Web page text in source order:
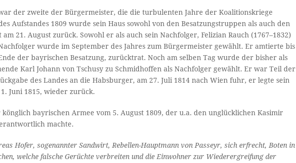
der zweite der Bürgermeister, die die turbulenten Jahre der Koalitionskriege
Aufstandes 1809 wurde sein Haus sowohl von den Besatzungstruppen als auch den
21. August zurück. Sowohl er als auch sein Nachfolger, Felizian Rauch (1767–1832)
wurde im September des Jahres zum Bürgermeister gewählt. Er amtierte bis
der bayrischen Besatzung, zurücktrat. Noch am selben Tag wurde der bisher als
Karl Johann von Tschusy zu Schmidhoffen als Nachfolger gewählt. Er war Teil der
des Landes an die Habsburger, am 27. Juli 1814 nach Wien fuhr, er legte sein
Juni 1815, wieder zurück.
könglich bayrischen Armee vom 5. August 1809, der u.a. den unglücklichen Kasimir
machte.
Hofer, sogenannter Sandwirt, Rebellen-Hauptmann von Passeyr, sich erfrecht, Boten in
welche falsche Gerüchte verbreiten und die Einwohner zur Wiederergreifung der